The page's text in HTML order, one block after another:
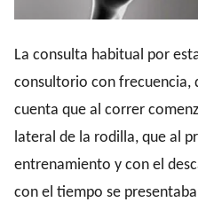
La consulta habitual por
consultorio con frecuencia,
cuenta que al correr
lateral de la rodilla, que al
entrenamiento y con el
con el tiempo se